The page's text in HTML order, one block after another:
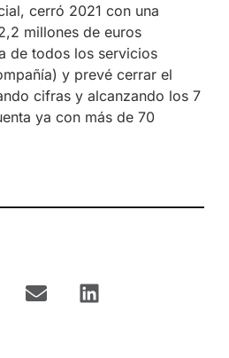
cerró 2021 con una
millones de euros
de todos los servicios
y prevé cerrar el
cifras y alcanzando los 7
ya con más de 70